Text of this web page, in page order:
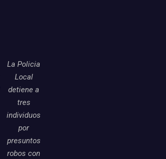
La Policia
Local
detiene a
tres
individuos
por
presuntos
robos con